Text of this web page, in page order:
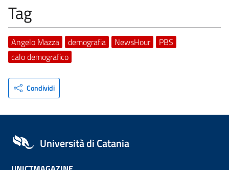
Tag
Angelo Mazza demografia NewsHour
PBS
calo demografico
Condividi
Università di Catania